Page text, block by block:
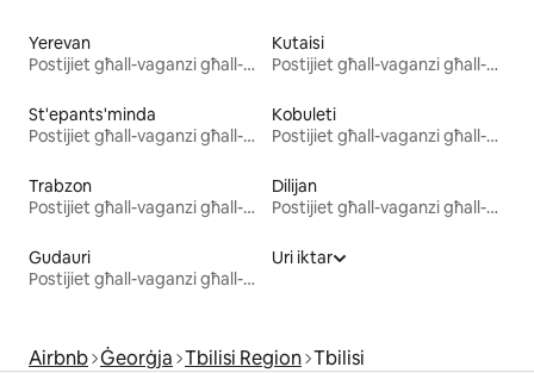
Yerevan
Postijiet għall-vaganzi għall-kiri
Kutaisi
Postijiet għall-vaganzi għall-kiri
St'epants'minda
Postijiet għall-vaganzi għall-kiri
Kobuleti
Postijiet għall-vaganzi għall-kiri
Trabzon
Postijiet għall-vaganzi għall-kiri
Dilijan
Postijiet għall-vaganzi għall-kiri
Gudauri
Postijiet għall-vaganzi għall-kiri
Uri iktar
Airbnb Ġeorġja Tbilisi Region Tbilisi